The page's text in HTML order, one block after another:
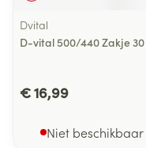
Dvital
D-vital 500/440 Zakje 30
€ 16,99
Niet beschikbaar